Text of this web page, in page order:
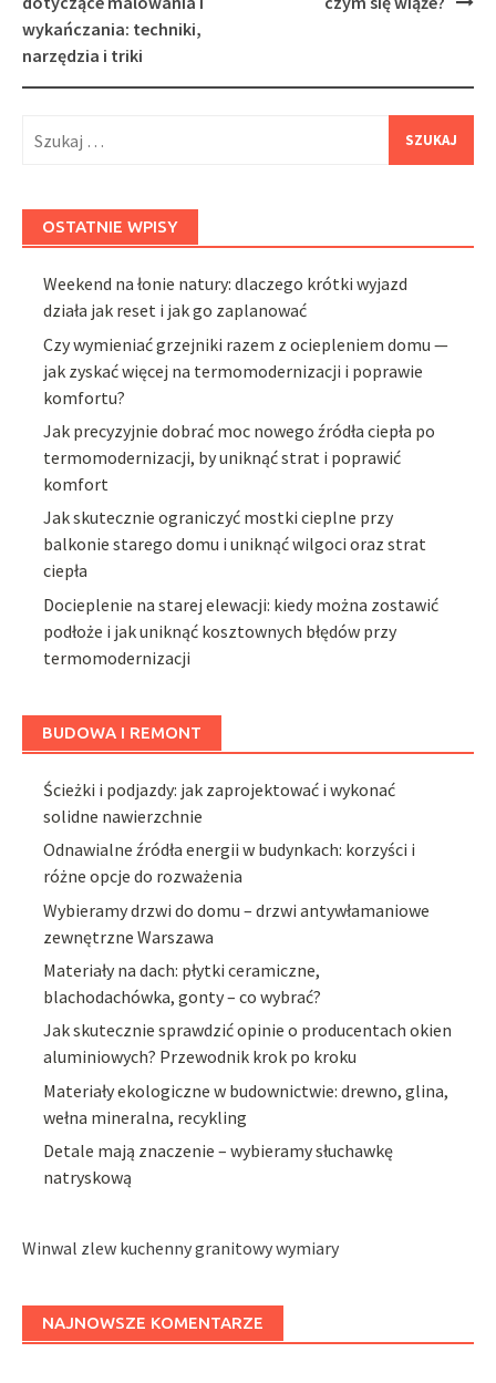
wykańczania: techniki,
narzędzia i triki
OSTATNIE WPISY
Weekend na łonie natury: dlaczego krótki wyjazd
działa jak reset i jak go zaplanować
Czy wymieniać grzejniki razem z ociepleniem domu —
jak zyskać więcej na termomodernizacji i poprawie
komfortu?
Jak precyzyjnie dobrać moc nowego źródła ciepła po
termomodernizacji, by uniknąć strat i poprawić
komfort
Jak skutecznie ograniczyć mostki cieplne przy
balkonie starego domu i uniknąć wilgoci oraz strat
ciepła
Docieplenie na starej elewacji: kiedy można zostawić
podłoże i jak uniknąć kosztownych błędów przy
termomodernizacji
BUDOWA I REMONT
Ścieżki i podjazdy: jak zaprojektować i wykonać
solidne nawierzchnie
Odnawialne źródła energii w budynkach: korzyści i
różne opcje do rozważenia
Wybieramy drzwi do domu – drzwi antywłamaniowe
zewnętrzne Warszawa
Materiały na dach: płytki ceramiczne,
blachodachówka, gonty – co wybrać?
Jak skutecznie sprawdzić opinie o producentach okien
aluminiowych? Przewodnik krok po kroku
Materiały ekologiczne w budownictwie: drewno, glina,
wełna mineralna, recykling
Detale mają znaczenie – wybieramy słuchawkę
natryskową
Winwal zlew kuchenny granitowy wymiary
NAJNOWSZE KOMENTARZE